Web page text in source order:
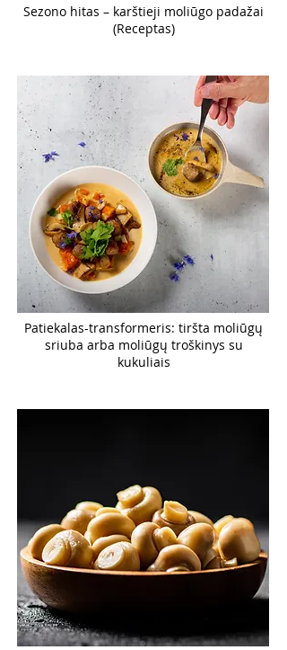
Sezono hitas – karštieji moliūgo padažai
(Receptas)
Patiekalas-transformeris: tiršta moliūgų
sriuba arba moliūgų troškinys su
kukuliais